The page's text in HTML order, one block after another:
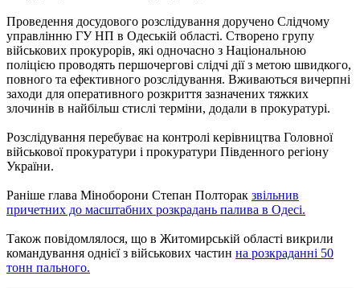
Проведення досудового розслідування доручено Слідчому
управлінню ГУ НП в Одеській області. Створено групу
військових прокурорів, які одночасно з Національною
поліцією проводять першочергові слідчі дії з метою швидкого,
повного та ефективного розслідування. Вживаються вичерпні
заходи для оперативного розкриття зазначених тяжких
злочинів в найбільш стислі терміни, додали в прокуратурі.
Розслідування перебуває на контролі керівництва Головної
військової прокуратури і прокуратури Південного регіону
України.
Раніше глава Міноборони Степан Полторак звільнив
причетних до масштабних розкрадань палива в Одесі.
Також повідомлялося, що в Житомирській області викрили
командування однієї з військових частин на розкраданні 50
тонн пального.